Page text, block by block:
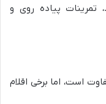
پیاده روی و
است، اما برخی اقلام